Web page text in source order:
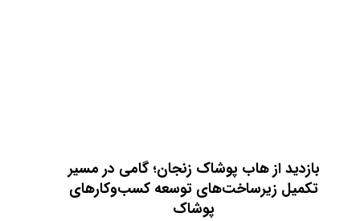
بازدید از هاب پوشاک زنجان؛ گامی در مسیر
تکمیل زیرساخت‌های توسعه کسب‌وکارهای
پوشاک